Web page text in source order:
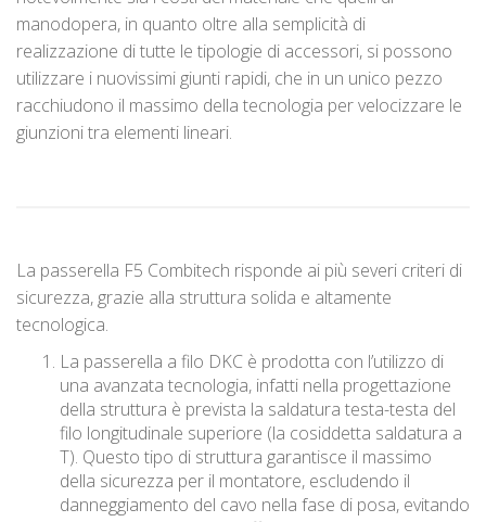
manodopera, in quanto oltre alla semplicità di
realizzazione di tutte le tipologie di accessori, si possono
utilizzare i nuovissimi giunti rapidi, che in un unico pezzo
racchiudono il massimo della tecnologia per velocizzare le
giunzioni tra elementi lineari.
La passerella F5 Combitech risponde ai più severi criteri di
sicurezza, grazie alla struttura solida e altamente
tecnologica.
La passerella a filo DKC è prodotta con l’utilizzo di
una avanzata tecnologia, infatti nella progettazione
della struttura è prevista la saldatura testa-testa del
filo longitudinale superiore (la cosiddetta saldatura a
T). Questo tipo di struttura garantisce il massimo
della sicurezza per il montatore, escludendo il
danneggiamento del cavo nella fase di posa, evitando